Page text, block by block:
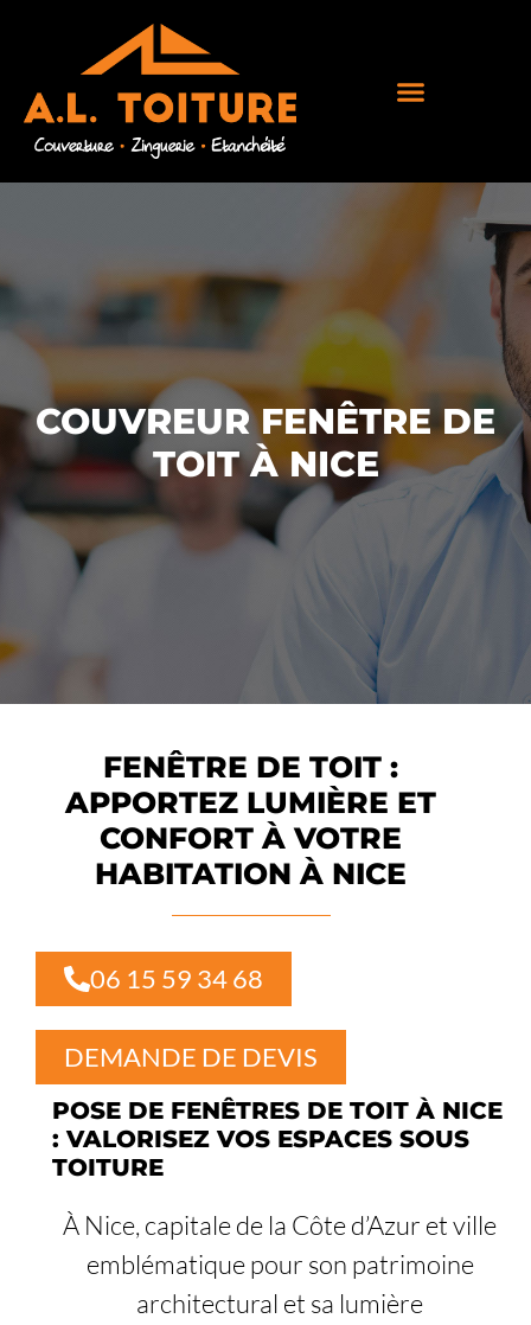
COUVREUR FENÊTRE DE
TOIT À NICE
FENÊTRE DE TOIT :
APPORTEZ LUMIÈRE ET
CONFORT À VOTRE
HABITATION À NICE
06 15 59 34 68
DEMANDE DE DEVIS
POSE DE FENÊTRES DE TOIT À NICE
: VALORISEZ VOS ESPACES SOUS
TOITURE
À Nice, capitale de la Côte d’Azur et ville
emblématique pour son patrimoine
architectural et sa lumière